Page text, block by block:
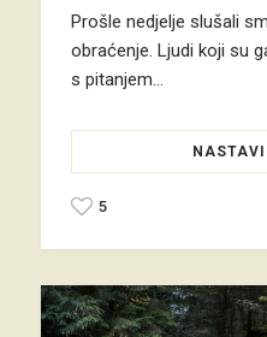
Prošle nedjelje slušali
obraćenje. Ljudi koji su
s pitanjem…
NASTAVI
5